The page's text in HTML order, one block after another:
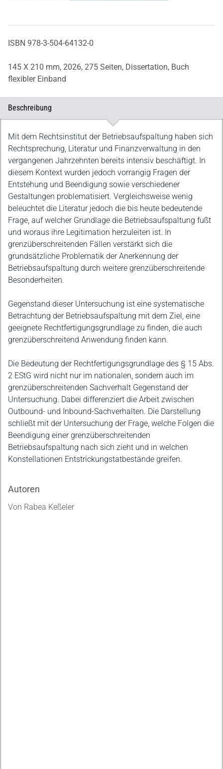
ISBN 978-3-504-64132-0
145 X 210 mm, 2026, 275 Seiten, Dissertation, Buch
flexibler Einband
Beschreibung
Beschreibung
Mit dem Rechtsinstitut der Betriebsaufspaltung haben sich
Rechtsprechung, Literatur und Finanzverwaltung in den
vergangenen Jahrzehnten bereits intensiv beschäftigt. In
diesem Kontext wurden jedoch vorrangig Fragen der
Entstehung und Beendigung sowie verschiedener
Gestaltungen problematisiert. Vergleichsweise wenig
beleuchtet die Literatur jedoch die bis heute bedeutende
Frage, auf welcher Grundlage die Betriebsaufspaltung fußt
und woraus ihre Legitimation herzuleiten ist. In
grenzüberschreitenden Fällen verstärkt sich die
grundsätzliche Problematik der Anerkennung der
Betriebsaufspaltung durch weitere grenzüberschreitende
Besonderheiten.
Gegenstand dieser Untersuchung ist eine systematische
Betrachtung der Betriebsaufspaltung mit dem Ziel, eine
geeignete Rechtfertigungsgrundlage zu finden, die auch
grenzüberschreitend Anwendung finden kann.
Die Bedeutung der Rechtfertigungsgrundlage des § 15 Abs.
2 EStG wird nicht nur im nationalen, sondern auch im
grenzüberschreitenden Sachverhalt Gegenstand der
Untersuchung. Dabei differenziert die Arbeit zwischen
Outbound- und Inbound-Sachverhalten. Die Darstellung
schließt mit der Untersuchung der Frage, welche Folgen die
Beendigung einer grenzüberschreitenden
Betriebsaufspaltung nach sich zieht und in welchen
Konstellationen Entstrickungstatbestände greifen.
Autoren
Von Rabea Keßeler